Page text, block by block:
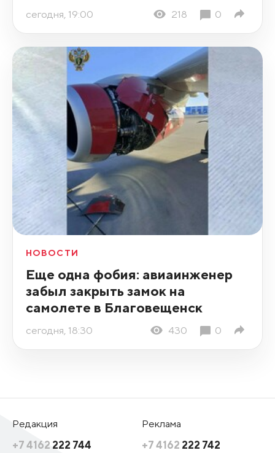
сегодня, 19:00 218 0
НОВОСТИ
Еще одна фобия: авиаинженер
забыл закрыть замок на
самолете в Благовещенск
сегодня, 18:30 430 0
Редакция
+7 4162 222 744
Реклама
+7 4162 222 742